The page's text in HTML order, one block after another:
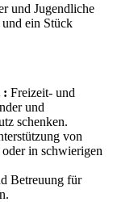
und Jugendliche
ein Stück
: Freizeit- und
und
schenken.
von
in schwierigen
Betreuung für